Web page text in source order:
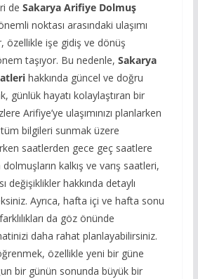
de Sakarya Arifiye Dolmuş
noktası arasındaki ulaşımı
özellikle işe gidiş ve dönüş
taşıyor. Bu nedenle, Sakarya
hakkında güncel ve doğru
günlük hayatı kolaylaştıran bir
Arifiye’ye ulaşımınızı planlarken
tüm bilgileri sunmak üzere
saatlerden gece geç saatlere
kalkış ve varış saatleri,
değişiklikler hakkında detaylı
Ayrıca, hafta içi ve hafta sonu
da göz önünde
daha rahat planlayabilirsiniz.
özellikle yeni bir güne
bir günün sonunda büyük bir